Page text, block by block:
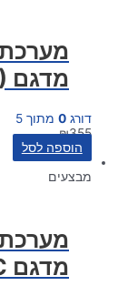
מדגם ER 815M (ENC)
דורג 0 מתוך 5
₪355
הוספה לסל
מבצעים
מדגם UH37 Mono UC